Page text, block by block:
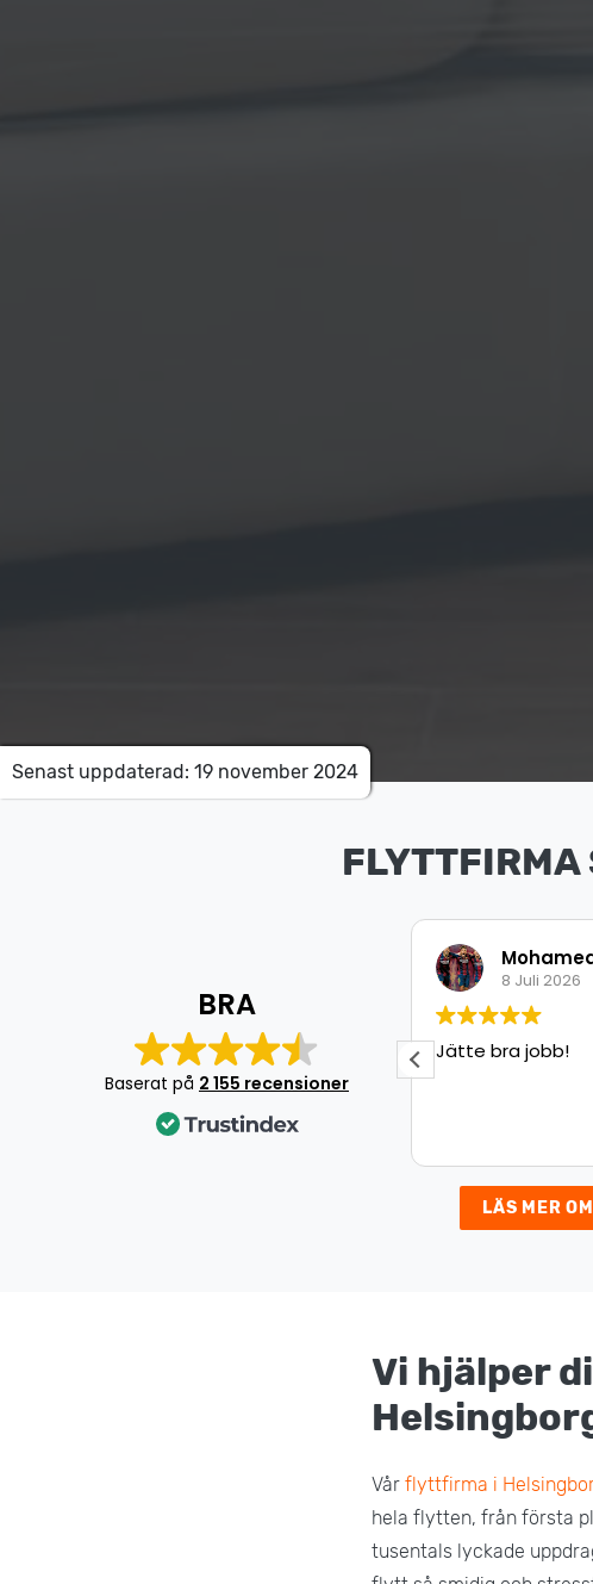
Senast uppdaterad: 19 november 2024
FLYTTFIRMA
BRA
Baserat på 2 155 recensioner
Jätte bra jobb!
Iska
8 Juli 2026
Underbar
LÄS MER
Vi hjälper
Vår flyttfirma i
hela flytten, från första
tusentals lyckade